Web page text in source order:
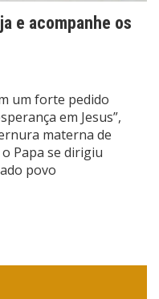
e acompanhe os
um forte pedido
em Jesus”,
materna de
Papa se dirigiu
povo